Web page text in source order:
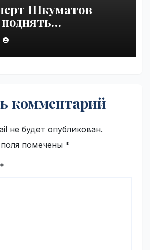
Шкуматов
скорость на
| VseTime.ru
комментарий
не будет опубликован.
помечены *
*